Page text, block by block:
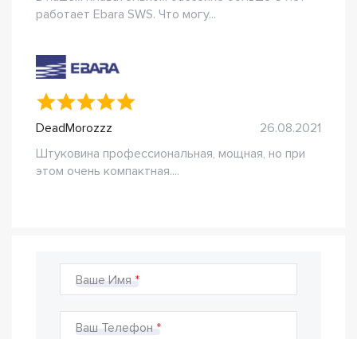
работает Ebara SWS. Что могу...
DeadMorozzz
26.08.2021
Штуковина профессиональная, мощная, но при
этом очень компактная....
Ваше Имя
Ваш Телефон